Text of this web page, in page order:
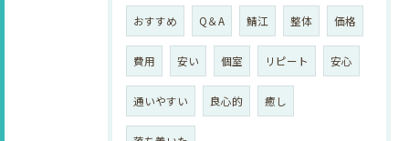
おすすめ Q＆A 鯖江 整体 価格
費用 安い 個室 リピート 安心
通いやすい 良心的 癒し